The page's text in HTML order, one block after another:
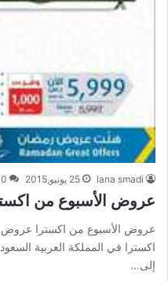
lana smadi 25 يونيو,2015 0
عروض الأسبوع من
عروض الأسبوع من اكسترا عروض
اكسترا في المملكة العربية
إلى…